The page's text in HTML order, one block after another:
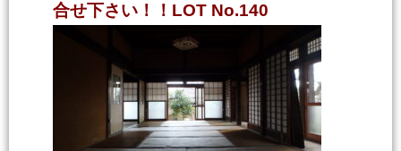
合せ下さい！！LOT No.140